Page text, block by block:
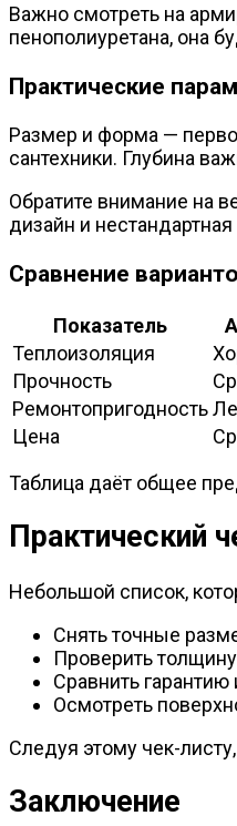
Важно смотреть на
пенополиуретана, она
Практические
Размер и форма —
сантехники. Глубина
Обратите внимание на
дизайн и
Сравнение
Показатель
Теплоизоляция
Прочность
Ремонтопригодность
Цена
Таблица даёт общее
Практический
Небольшой список,
Снять точные
Проверить
Сравнить
Осмотреть
Следуя этому чек-
Заключение